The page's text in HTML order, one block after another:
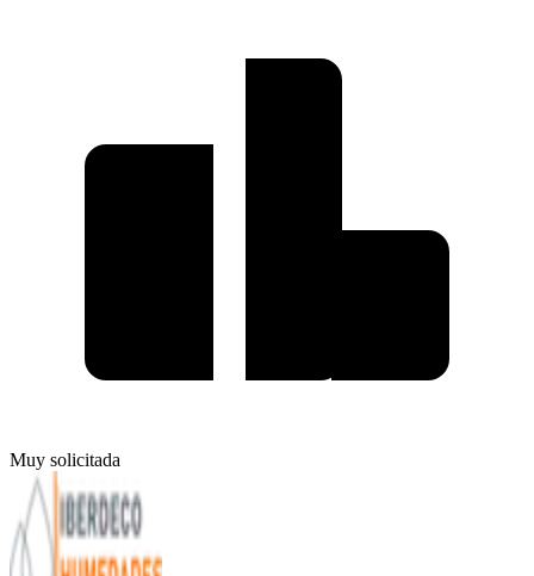
Muy solicitada